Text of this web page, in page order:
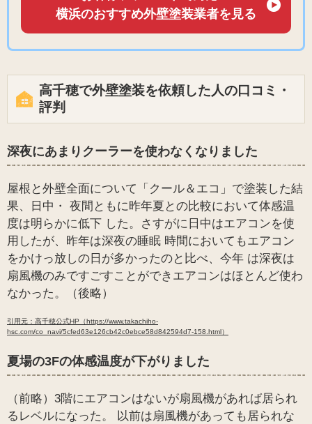
横浜のおすすめ外壁塗装業者を見る
高千穂で外壁塗装を依頼した人の口コミ・
評判
深夜にあまりクーラーを使わなくなりました
屋根と外壁全面について「クール＆エコ」で塗装した結
果、日中・ 夜間ともに昨年夏との比較において体感温
度は明らかに低下 した。さすがに日中はエアコンを使
用したが、昨年は深夜の睡眠 時間においてもエアコン
をかけっ放しの日が多かったのと比べ、今年 は深夜は
扇風機のみですごすことができエアコンはほとんど使わ
なかった。（後略）
引用元：高千穂公式HP（https://www.takachiho-
hsc.com/co_navi/5cfed63e126cb42c0ebce58d842594d7-158.html）
夏場の3Fの体感温度が下がりました
（前略）3階にエアコンはないが扇風機があれば居られ
るレベルになった。 以前は扇風機があっても居られな